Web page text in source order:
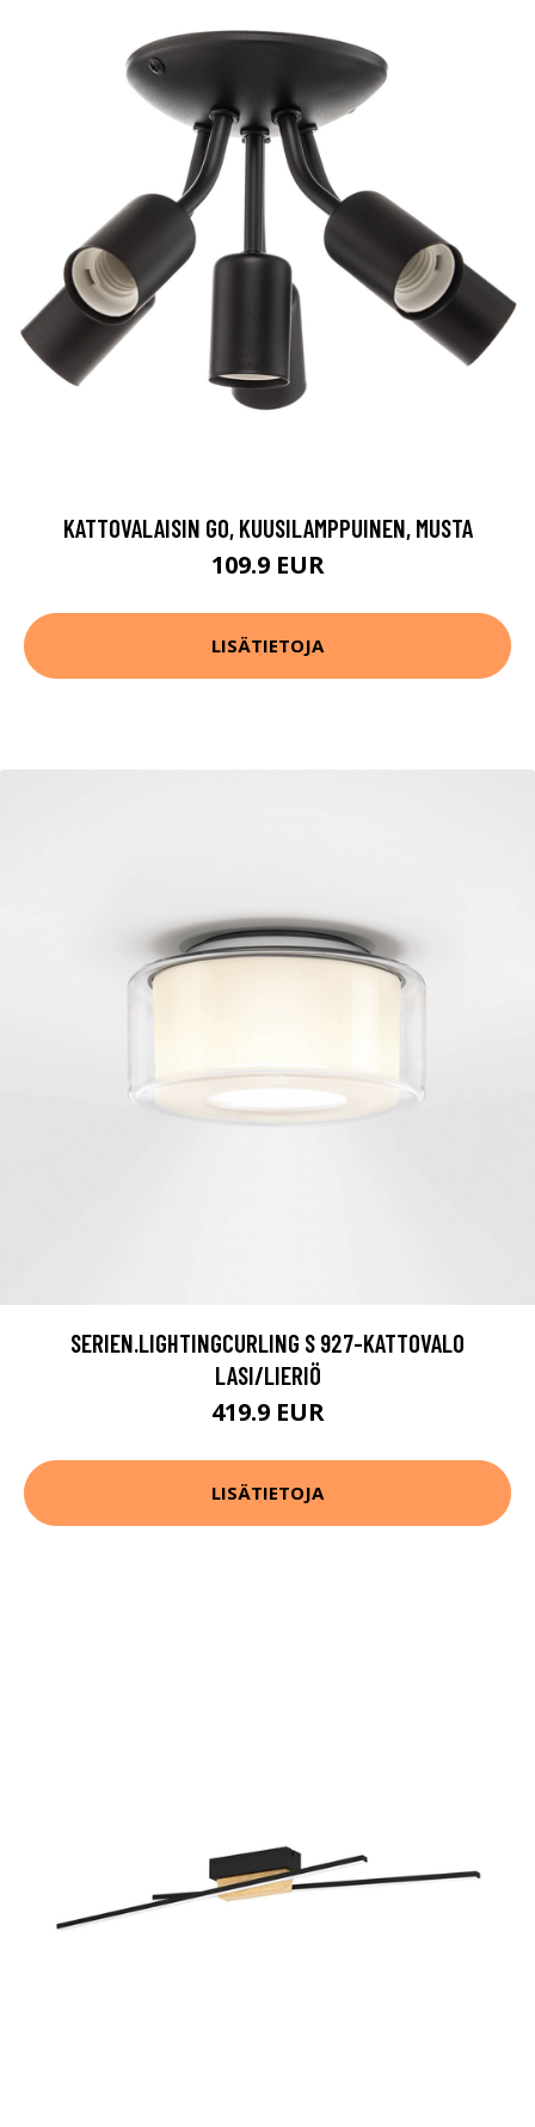
KATTOVALAISIN GO, KUUSILAMPPUINEN, MUSTA
109.9 EUR
LISÄTIETOJA
SERIEN.LIGHTINGCURLING S 927-KATTOVALO
LASI/LIERIÖ
419.9 EUR
LISÄTIETOJA